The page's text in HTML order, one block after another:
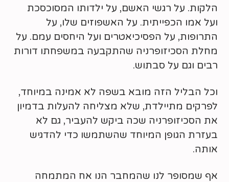
הלקות. על רגשי האשם, על ילדותו המסוכסכת
ועל אמו הכפייתית. על האשפוזים שלו, על
התרופות, על הפסיכיאטרים ועל היחסים עמם. על
מחלת הסכיזופרניה שהתקבעה במשפחתו דורות
רבים וגם על סבתוש.
וכל הבליל הזה מובא בשפה לא אמינה במיוחד,
לפרקים מתיילדת, שלא מצליחה להעלות בדמיון
את הסכיזופרניה שכה ביקש להעביר, גם לא
בעזרת הגופן המיוחד שהשתמשו כדי להדגיש
אותה.
אף שמסופר לנו שהמחבר הנו אח המתמחה